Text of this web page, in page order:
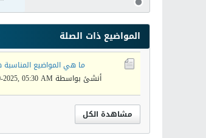
المواضيع ذات الصلة
ما هي المواضيع المناسبة
أنشئ بواسطة2025, 05:30 AM
مشاهدة الكل